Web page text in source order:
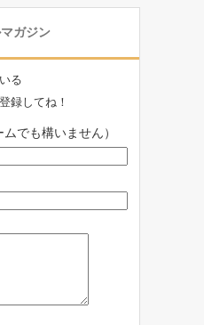
ガジン
る
録してね！
でも構いません）